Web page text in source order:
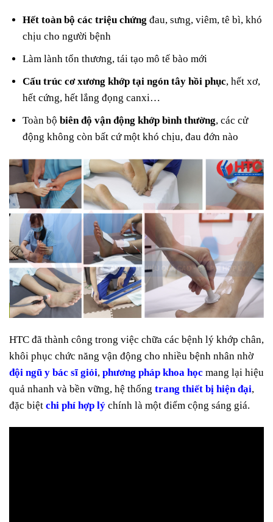
Hết toàn bộ các triệu chứng đau, sưng, viêm, tê bì, khó
chịu cho người bệnh
Làm lành tổn thương, tái tạo mô tế bào mới
Cấu trúc cơ xương khớp tại ngón tây hồi phục, hết xơ,
hết cứng, hết lắng đọng canxi…
Toàn bộbiên độ vận động khớp bình thường, các cử
động không còn bất cứ một khó chịu, đau đớn nào
HTC đã thành công trong việc chữa các bệnh lý khớp chân,
khôi phục chức năng vận động cho nhiều bệnh nhân nhờ
đội ngũ y bác sĩ giỏi, phương pháp khoa học mang lại hiệu
quả nhanh và bền vững, hệ thống trang thiết bị hiện đại,
đặc biệt chi phí hợp lý chính là một điểm cộng sáng giá.